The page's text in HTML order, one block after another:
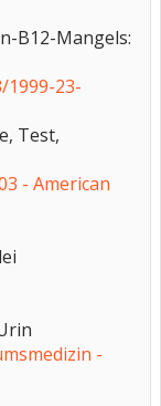
B12-Mangels:
1999-23-
Test,
- American
-